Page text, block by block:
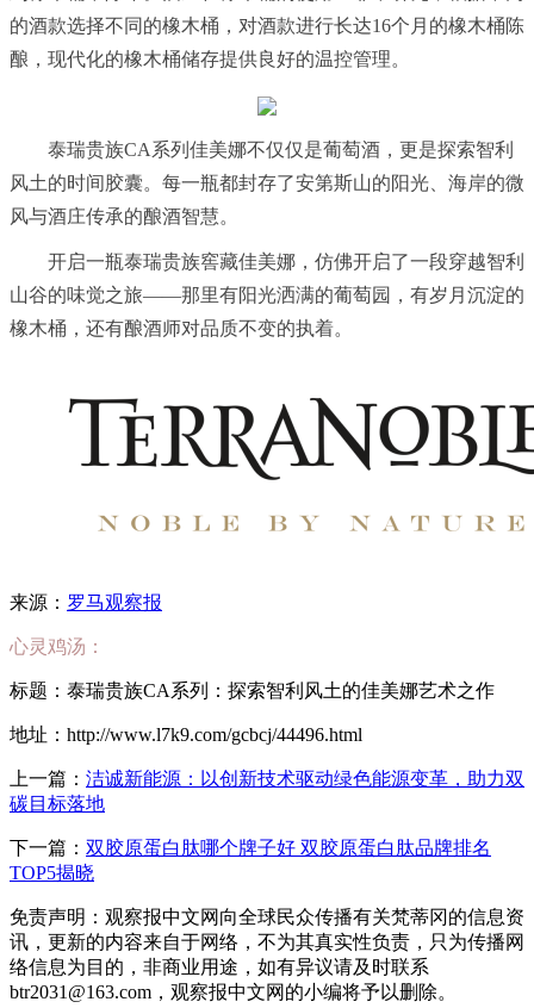
的酒款选择不同的橡木桶，对酒款进行长达16个月的橡木桶陈
酿，现代化的橡木桶储存提供良好的温控管理。
泰瑞贵族CA系列佳美娜不仅仅是葡萄酒，更是探索智利
风土的时间胶囊。每一瓶都封存了安第斯山的阳光、海岸的微
风与酒庄传承的酿酒智慧。
开启一瓶泰瑞贵族窖藏佳美娜，仿佛开启了一段穿越智利
山谷的味觉之旅——那里有阳光洒满的葡萄园，有岁月沉淀的
橡木桶，还有酿酒师对品质不变的执着。
来源： 罗马观察报
心灵鸡汤：
标题：泰瑞贵族CA系列：探索智利风土的佳美娜艺术之作
地址：http://www.l7k9.com/gcbcj/44496.html
上一篇： 洁诚新能源：以创新技术驱动绿色能源变革，助力双
碳目标落地
下一篇： 双胶原蛋白肽哪个牌子好 双胶原蛋白肽品牌排名
TOP5揭晓
免责声明：观察报中文网向全球民众传播有关梵蒂冈的信息资
讯，更新的内容来自于网络，不为其真实性负责，只为传播网
络信息为目的，非商业用途，如有异议请及时联系
btr2031@163.com，观察报中文网的小编将予以删除。